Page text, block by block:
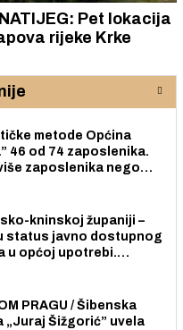
Pet lokacija
rijeke Krke
metode Općina
46 od 74 zaposlenika.
zaposlenika nego
kninskoj županiji –
status javno dostupnog
u općoj upotrebi.
PRAGU / Šibenska
„Juraj Šižgorić” uvela